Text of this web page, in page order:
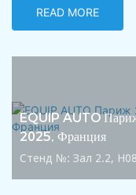
READ MORE
EQUIP AUTO
2025, Франция
Стенд №: Зал 2.2,